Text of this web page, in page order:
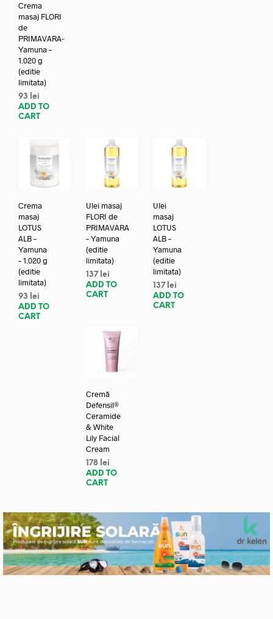
Crema
masaj FLORI
de
PRIMAVARA-
Yamuna –
1.020 g
(editie
limitata)
93
lei
ADD TO
CART
Crema
masaj
LOTUS
ALB –
Yamuna
– 1.020 g
(editie
limitata)
93
lei
ADD TO
CART
Ulei masaj
FLORI de
PRIMAVARA
– Yamuna
(editie
limitata)
137 lei
ADD TO
CART
Ulei
masaj
LOTUS
ALB –
Yamuna
(editie
limitata)
137 lei
ADD TO
CART
Cremă
Defensil®
Ceramide
& White
Lily Facial
Cream
178 lei
ADD TO
CART